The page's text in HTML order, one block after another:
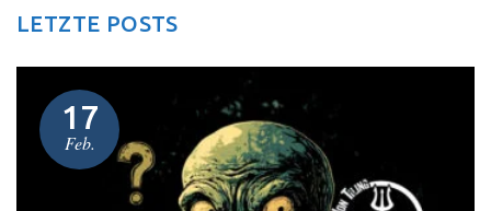
LETZTE POSTS
17
Feb.